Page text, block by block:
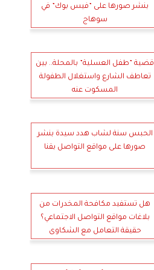
بنشر صورها على ”فيس بوك” في
سوهاج
قضية ”طفل العسلية” بالمحلة.. بين
تعاطف الشارع واستغلال الطفولة
المسكوت عنه
الحبس سنة لشاب هدد سيدة بنشر
صورها على مواقع التواصل بقنا
هل تستفيد مكافحة المخدرات من
بلاغات مواقع التواصل الاجتماعي؟
حقيقة التعامل مع الشكاوى